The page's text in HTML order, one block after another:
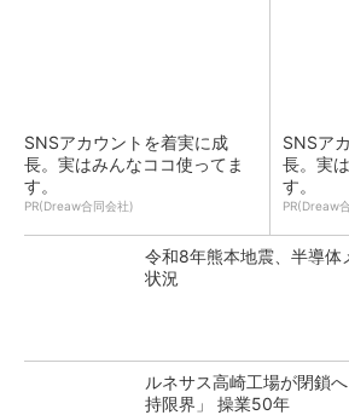
SNSアカウントを着実に成
長。実はみんなココ使ってま
す。
PR(Dreaw合同会社)
SNSア
長。実
す。
PR(Dreaw
令和8年熊本地震、半導体
状況
ルネサス高崎工場が閉鎖
持限界」 操業50年